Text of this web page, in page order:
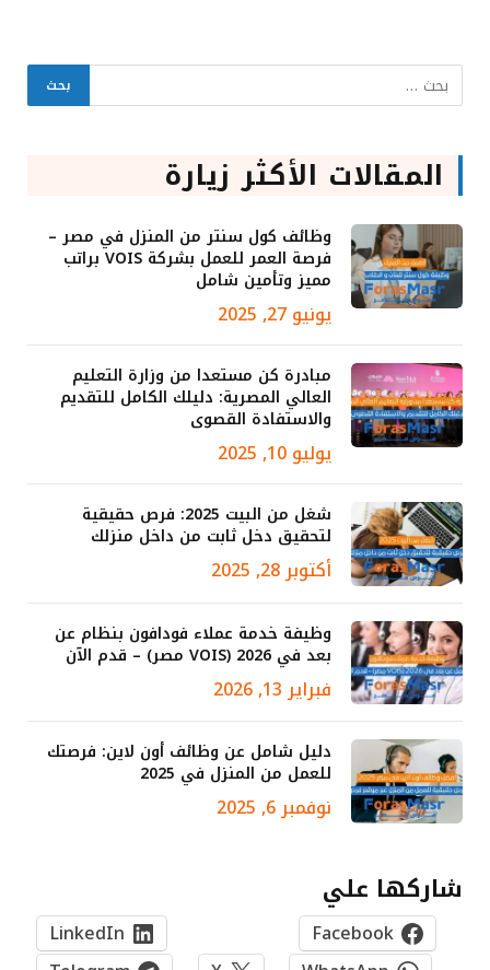
المقالات الأكثر زيارة
وظائف كول سنتر من المنزل في مصر –
فرصة العمر للعمل بشركة VOIS براتب
مميز وتأمين شامل
يونيو 27, 2025
مبادرة كن مستعدا من وزارة التعليم
العالي المصرية: دليلك الكامل للتقديم
والاستفادة القصوى
يوليو 10, 2025
شغل من البيت 2025: فرص حقيقية
لتحقيق دخل ثابت من داخل منزلك
أكتوبر 28, 2025
وظيفة خدمة عملاء فودافون بنظام عن
بعد في 2026 (VOIS مصر) – قدم الآن
فبراير 13, 2026
دليل شامل عن وظائف أون لاين: فرصتك
للعمل من المنزل في 2025
نوفمبر 6, 2025
شاركها علي
Facebook
LinkedIn